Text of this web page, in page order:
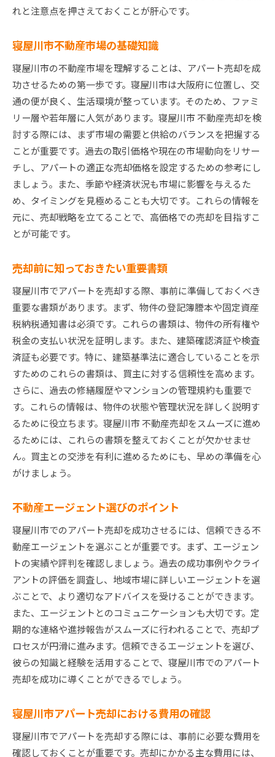
価格設定が売却期間に与える影響
略とは
オンライン広告の活用方法
効果的な写真撮影と物件紹介文の作成
オープンハウスの開催とその効果
地域密着型のマーケティング手法
不動産エージェントとの連携方法
口コミと紹介を活用する方法
寝屋川市不動産売却時の物件価値を最大化するため
のリフォームポイント
リフォームが必要な箇所の見極め
コストパフォーマンスの高いリフォーム
エネルギー効率を高めるリフォーム
インテリアデザインの重要性
リフォーム後のプロモーション方法
寝屋川市不動産売却で避けるべき失敗例とその解決
策
売却価格を高く設定しすぎるリスク
適切なタイミングを逃すことの影響
準備不足によるトラブルとその防止策
契約書の不備に注意
信頼できるエージェントの選び方
売却後のトラブルを防ぐ方法
アパート売却後の手続きと寝屋川市での次のステッ
売却後の税務手続き
新しい住まいを探すポイント
寝屋川市での住み替え支援制度
売却後の住宅ローンの手続き
引っ越しの準備と手順
次の不動産投資のチャンスを探る
れと注意点を押さえておくことが肝心です。
寝屋川市不動産市場の基礎知識
寝屋川市の不動産市場を理解することは、アパート売却を成
功させるための第一歩です。寝屋川市は大阪府に位置し、交
通の便が良く、生活環境が整っています。そのため、ファミ
リー層や若年層に人気があります。寝屋川市 不動産売却を検
討する際には、まず市場の需要と供給のバランスを把握する
ことが重要です。過去の取引価格や現在の市場動向をリサー
チし、アパートの適正な売却価格を設定するための参考にし
ましょう。また、季節や経済状況も市場に影響を与えるた
め、タイミングを見極めることも大切です。これらの情報を
元に、売却戦略を立てることで、高価格での売却を目指すこ
とが可能です。
売却前に知っておきたい重要書類
寝屋川市でアパートを売却する際、事前に準備しておくべき
重要な書類があります。まず、物件の登記簿謄本や固定資産
税納税通知書は必須です。これらの書類は、物件の所有権や
税金の支払い状況を証明します。また、建築確認済証や検査
済証も必要です。特に、建築基準法に適合していることを示
すためのこれらの書類は、買主に対する信頼性を高めます。
さらに、過去の修繕履歴やマンションの管理規約も重要で
す。これらの情報は、物件の状態や管理状況を詳しく説明す
るために役立ちます。寝屋川市 不動産売却をスムーズに進め
るためには、これらの書類を整えておくことが欠かせませ
ん。買主との交渉を有利に進めるためにも、早めの準備を心
がけましょう。
不動産エージェント選びのポイント
寝屋川市でのアパート売却を成功させるには、信頼できる不
動産エージェントを選ぶことが重要です。まず、エージェン
トの実績や評判を確認しましょう。過去の成功事例やクライ
アントの評価を調査し、地域市場に詳しいエージェントを選
ぶことで、より適切なアドバイスを受けることができます。
また、エージェントとのコミュニケーションも大切です。定
期的な連絡や進捗報告がスムーズに行われることで、売却プ
ロセスが円滑に進みます。信頼できるエージェントを選び、
彼らの知識と経験を活用することで、寝屋川市でのアパート
売却を成功に導くことができるでしょう。
寝屋川市アパート売却における費用の確認
寝屋川市でアパートを売却する際には、事前に必要な費用を
確認しておくことが重要です。売却にかかる主な費用には、